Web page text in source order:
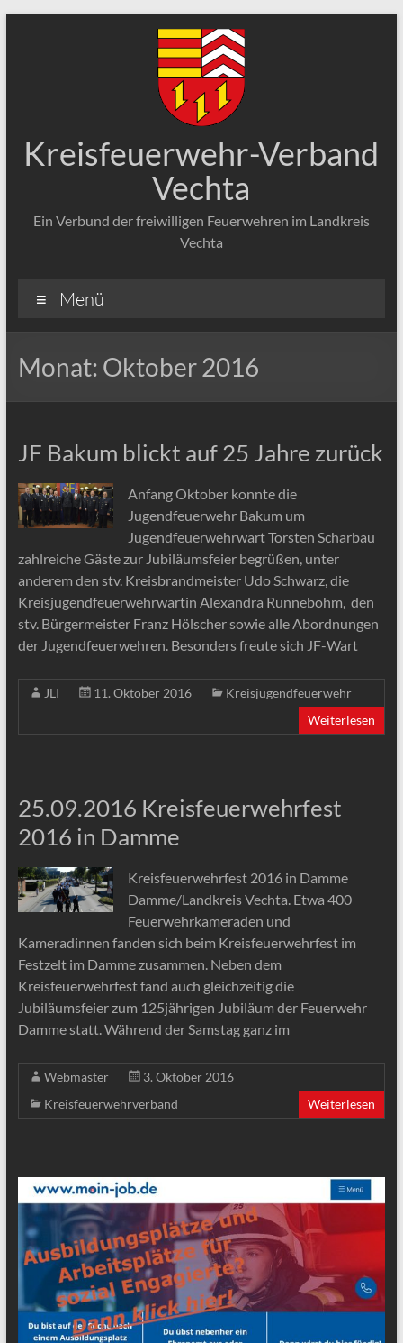
Kreisfeuerwehr-Verband
Vechta
Ein Verbund der freiwilligen Feuerwehren im Landkreis
Vechta
Menü
Monat: Oktober 2016
JF Bakum blickt auf 25 Jahre zurück
Anfang Oktober konnte die
Jugendfeuerwehr Bakum um
Jugendfeuerwehrwart Torsten Scharbau
zahlreiche Gäste zur Jubiläumsfeier begrüßen, unter
anderem den stv. Kreisbrandmeister Udo Schwarz, die
Kreisjugendfeuerwehrwartin Alexandra Runnebohm, den
stv. Bürgermeister Franz Hölscher sowie alle Abordnungen
der Jugendfeuerwehren. Besonders freute sich JF-Wart
JLI 11. Oktober 2016
Kreisjugendfeuerwehr
Weiterlesen
25.09.2016 Kreisfeuerwehrfest
2016 in Damme
Kreisfeuerwehrfest 2016 in Damme
Damme/Landkreis Vechta. Etwa 400
Feuerwehrkameraden und
Kameradinnen fanden sich beim Kreisfeuerwehrfest im
Festzelt im Damme zusammen. Neben dem
Kreisfeuerwehrfest fand auch gleichzeitig die
Jubiläumsfeier zum 125jährigen Jubiläum der Feuerwehr
Damme statt. Während der Samstag ganz im
Webmaster
3. Oktober 2016
Kreisfeuerwehrverband
Weiterlesen